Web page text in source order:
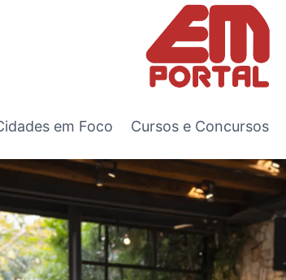
em Foco Cursos e Concursos